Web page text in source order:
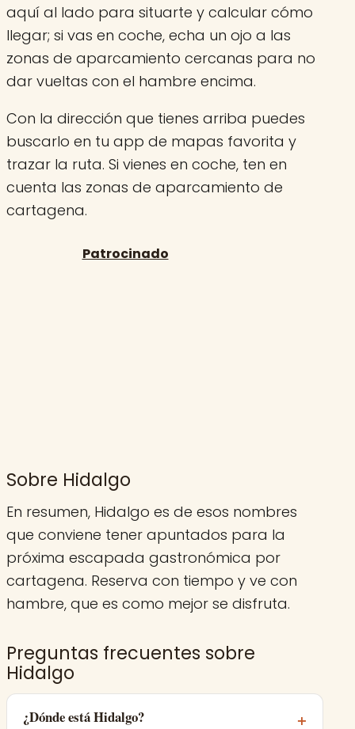
aquí al lado para situarte y calcular cómo
llegar; si vas en coche, echa un ojo a las
zonas de aparcamiento cercanas para no
dar vueltas con el hambre encima.
Con la dirección que tienes arriba puedes
buscarlo en tu app de mapas favorita y
trazar la ruta. Si vienes en coche, ten en
cuenta las zonas de aparcamiento de
cartagena.
Sobre Hidalgo
En resumen, Hidalgo es de esos nombres
que conviene tener apuntados para la
próxima escapada gastronómica por
cartagena. Reserva con tiempo y ve con
hambre, que es como mejor se disfruta.
Preguntas frecuentes sobre
Hidalgo
¿Dónde está Hidalgo?